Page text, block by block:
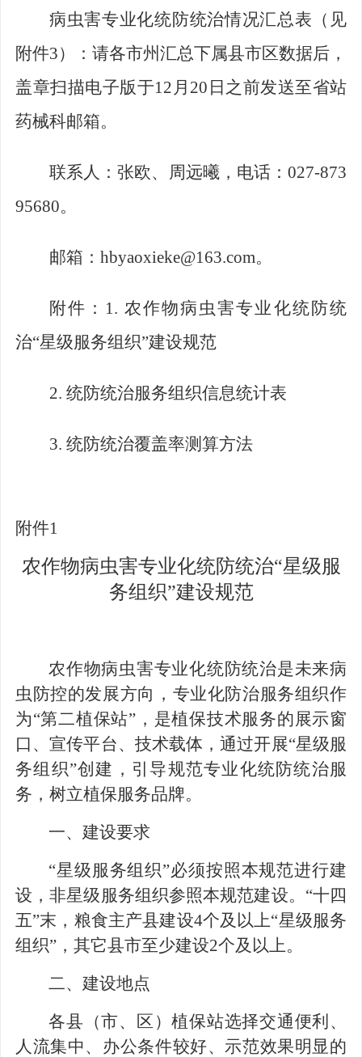
病虫害专业化统防统治情况汇总表（见
附件3）：请各市州汇总下属县市区数据后，
盖章扫描电子版于12 月 20 日之前发送至省站
药械科邮箱。
联系人：张欧、周远曦，电话： 027-873
95680。
邮箱： hbyaoxieke@163.com。
附件： 1. 农作物病虫害专业化统防统
治“星级服务组织”建设规范
2. 统防统治服务组织信息统计表
3. 统防统治覆盖率测算方法
附件1
农作物病虫害专业化统防统治“星级服
务组织”建设规范
农作物病虫害专业化统防统治是未来病
虫防控的发展方向，专业化防治服务组织作
为“第二植保站” ，是植保技术服务的展示窗
口、宣传平台、技术载体，通过开展“星级服
务组织”创建，引导规范专业化统防统治服
务，树立植保服务品牌。
一、建设要求
“星级服务组织”必须按照本规范进行建
设，非星级服务组织参照本规范建设。 “十四
五”末，粮食主产县建设4个及以上“星级服务
组织” ，其它县市至少建设2个及以上。
二、建设地点
各县（市、区）植保站选择交通便利、
人流集中、办公条件较好、示范效果明显的